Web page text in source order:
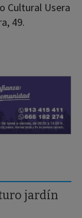
Cultural Usera
49.
jardín